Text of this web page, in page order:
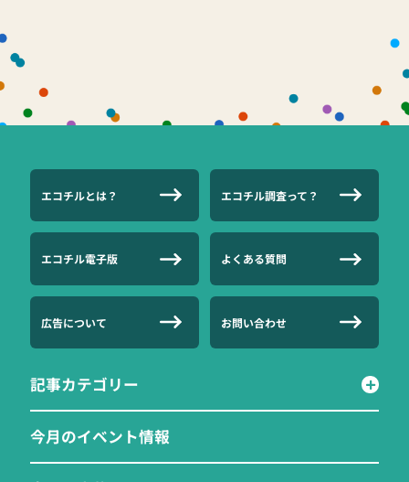
エコチルとは？ エコチル調査って？
エコチル電子版 よくある質問
広告について お問い合わせ
記事カテゴリー
今月のイベント情報